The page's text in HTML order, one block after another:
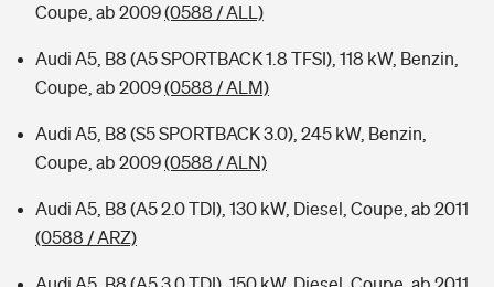
Coupe, ab 2009(0588 / ALL)
Audi A5, B8 (A5 SPORTBACK 1.8 TFSI), 118 kW, Benzin,
Coupe, ab 2009(0588 / ALM)
Audi A5, B8 (S5 SPORTBACK 3.0), 245 kW, Benzin,
Coupe, ab 2009(0588 / ALN)
Audi A5, B8 (A5 2.0 TDI), 130 kW, Diesel, Coupe, ab 2011
(0588 / ARZ)